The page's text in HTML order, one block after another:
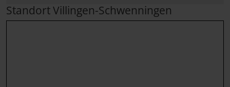
Standort Villingen-Schwenningen